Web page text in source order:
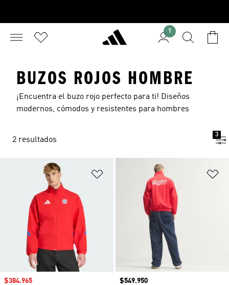
1
BUZOS ROJOS HOMBRE
¡Encuentra el buzo rojo perfecto para ti! Diseños
modernos, cómodos y resistentes para hombres
2 resultados
3
Añadir a la lista de deseos
Precio de venta
$384.965 Precio
$549.950